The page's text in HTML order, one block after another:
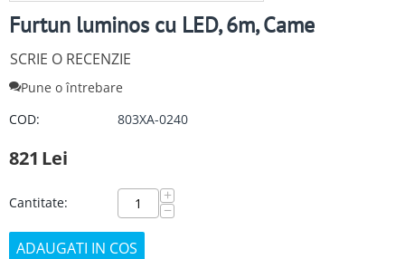
Furtun luminos cu LED, 6m, Came
SCRIE O RECENZIE
Pune o întrebare
COD:
803XA-0240
821 Lei
Cantitate: +
−
ADAUGATI IN COS